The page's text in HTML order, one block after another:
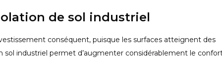
de sol industriel
conséquent, puisque les surfaces atteignent des
sol industriel permet d’augmenter considérablement le